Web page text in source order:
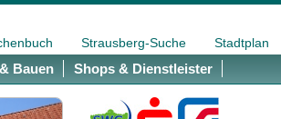
Strausberg-Suche Stadtplan
Bauen Shops & Dienstleister